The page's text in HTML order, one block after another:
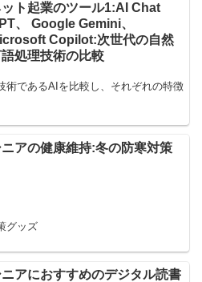
ト起業のツール1:AI Chat
、 Google Gemini、
Copilot:次世代の自然
処理技術の比較
術であるAIを比較し、それぞれの特徴
ニアの健康維持:冬の防寒対策
グッズ
ニアにおすすめのデジタル読書